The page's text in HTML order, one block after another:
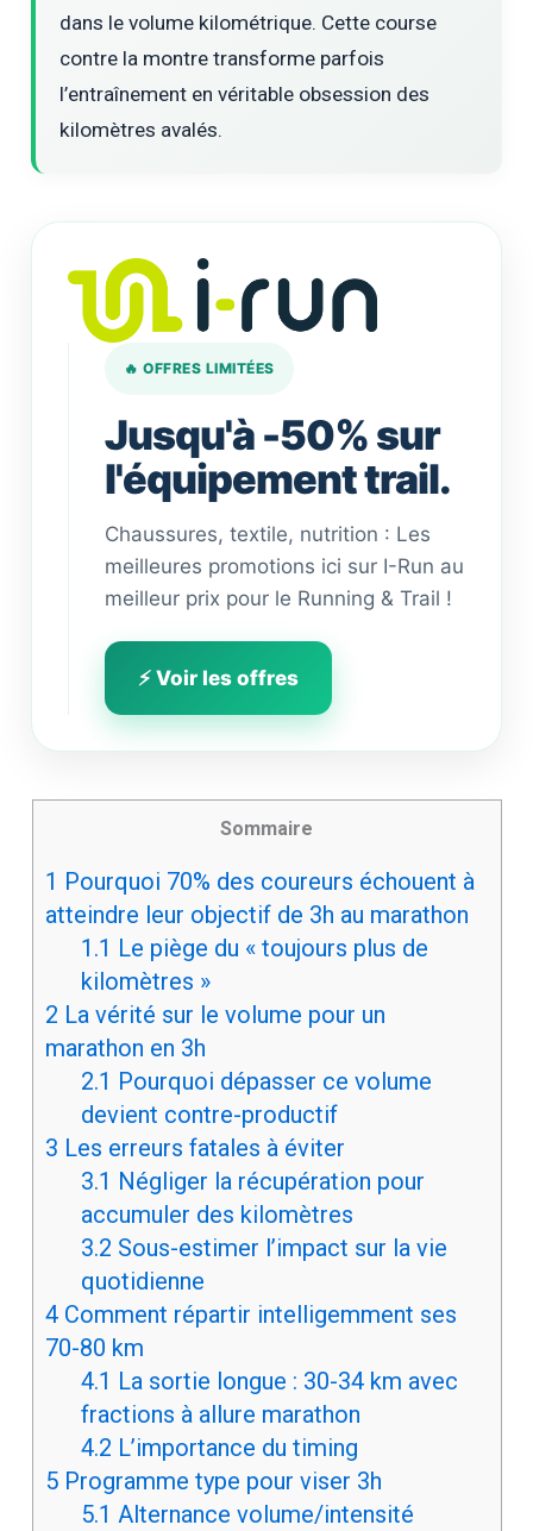
dans le volume kilométrique. Cette course
contre la montre transforme parfois
l’entraînement en véritable obsession des
kilomètres avalés.
🔥 OFFRES LIMITÉES
Jusqu'à -50% sur
l'équipement trail.
Chaussures, textile, nutrition : Les
meilleures promotions ici sur I-Run au
meilleur prix pour le Running & Trail !
⚡ Voir les offres
Sommaire
1 Pourquoi 70% des coureurs échouent à
atteindre leur objectif de 3h au marathon
1.1 Le piège du « toujours plus de
kilomètres »
2 La vérité sur le volume pour un
marathon en 3h
2.1 Pourquoi dépasser ce volume
devient contre-productif
3 Les erreurs fatales à éviter
3.1 Négliger la récupération pour
accumuler des kilomètres
3.2 Sous-estimer l’impact sur la vie
quotidienne
4Comment répartir intelligemment ses
70-80 km
4.1 La sortie longue : 30-34 km avec
fractions à allure marathon
4.2 L’importance du timing
5Programme type pour viser 3h
5.1 Alternance volume/intensité